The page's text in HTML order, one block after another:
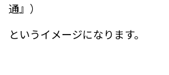
通』）
というイメージになります。